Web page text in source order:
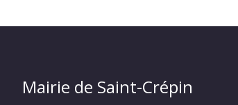
Mairie de Saint-Crépin